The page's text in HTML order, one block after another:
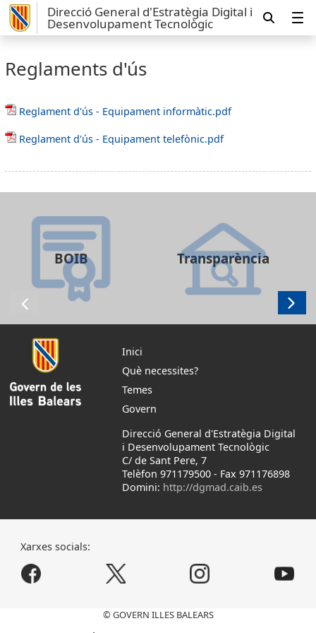
Direcció General d'Estratègia Digital i
Desenvolupament Tecnològic
Reglaments d'ús
Reglament d'ús - Equipament informàtic.pdf
Reglament d'ús - Equipament telefònic.pdf
BOIB Transparència
Inici
Què necessites?
Temes
Govern
Direcció General d'Estratègia Digital
i Desenvolupament Tecnològic
C/ de Sant Pere, 7
Telèfon 971179500 - Fax 971176898
Domini: http://dgmad.caib.es
Xarxes socials:
© GOVERN ILLES BALEARS